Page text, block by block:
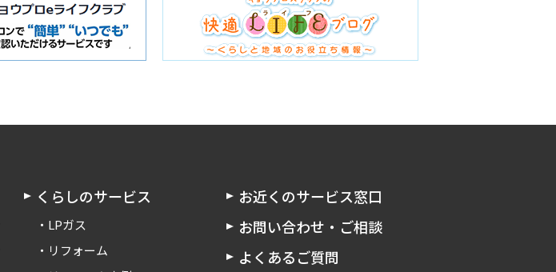
くらしのサービス
LPガス
リフォーム
お近くのサービス窓口
お問い合わせ・ご相談
よくあるご質問